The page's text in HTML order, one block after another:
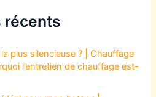
récents
plus silencieuse ? | Chauffage
l’entretien de chauffage est-